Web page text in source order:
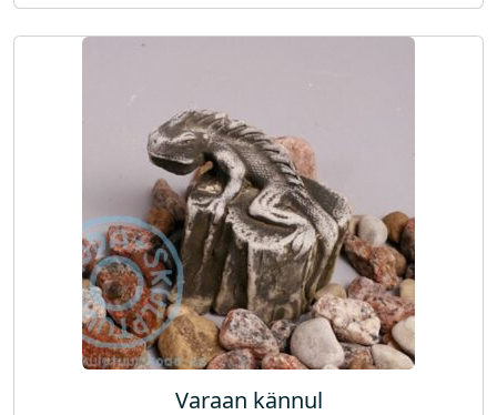
Varaan kännul